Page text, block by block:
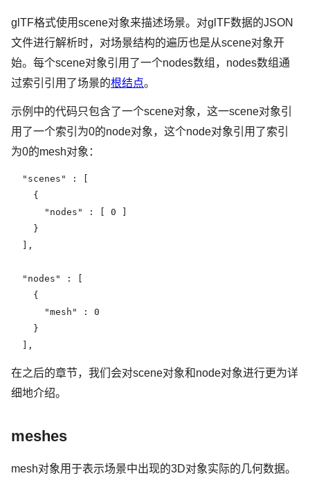
glTF格式使用scene对象来描述场景。对glTF数据的JSON
文件进行解析时，对场景结构的遍历也是从scene对象开
始。每个scene对象引用了一个nodes数组，nodes数组通
过索引引用了场景的根结点。
示例中的代码只包含了一个scene对象，这一scene对象引
用了一个索引为0的node对象，这个node对象引用了索引
为0的mesh对象：
  "scenes" : [
    {
      "nodes" : [ 0 ]
    }
  ],
  "nodes" : [
    {
      "mesh" : 0
    }
  ],
在之后的章节，我们会对scene对象和node对象进行更为详
细地介绍。
meshes
mesh对象用于表示场景中出现的3D对象实际的几何数据。